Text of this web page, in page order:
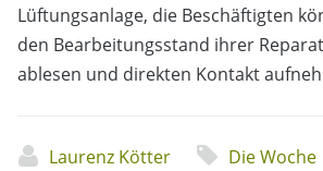
Lüftungsanlage, die Beschäftigten
den Bearbeitungsstand ihrer
ablesen und direkten Kontakt
Laurenz Kötter Die Woche